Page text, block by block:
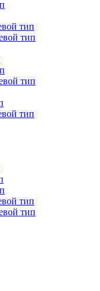
тип
тип
тип
тип
тип
тип